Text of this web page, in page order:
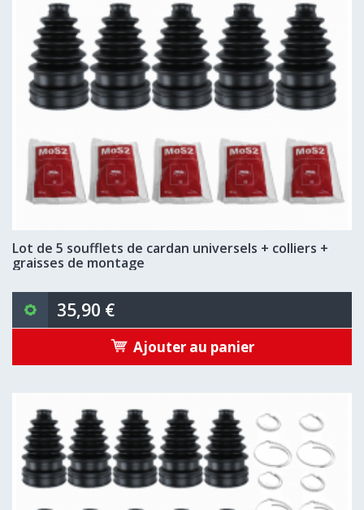
Lot de 5 soufflets de cardan universels + colliers +
graisses de montage
35,90 €
Ajouter au panier